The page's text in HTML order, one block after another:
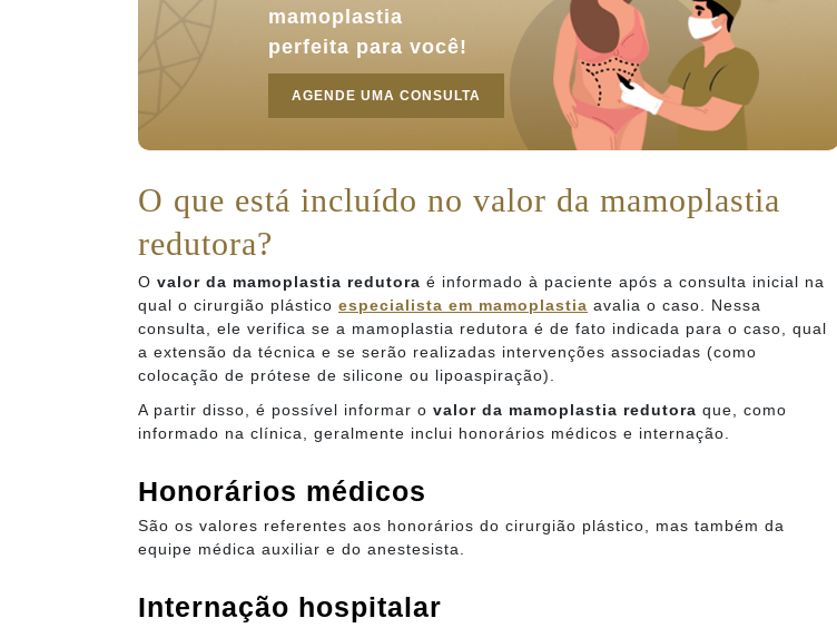
mamoplastia
perfeita para você!
AGENDE UMA CONSULTA
O que está incluído no valor da mamoplastia
redutora?
O valor da mamoplastia redutora é informado à paciente após a consulta inicial na
qual o cirurgião plástico especialista em mamoplastia avalia o caso. Nessa
consulta, ele verifica se a mamoplastia redutora é de fato indicada para o caso, qual
a extensão da técnica e se serão realizadas intervenções associadas (como
colocação de prótese de silicone ou lipoaspiração).
A partir disso, é possível informar o valor da mamoplastia redutora que, como
informado na clínica, geralmente inclui honorários médicos e internação.
Honorários médicos
São os valores referentes aos honorários do cirurgião plástico, mas também da
equipe médica auxiliar e do anestesista.
Internação hospitalar